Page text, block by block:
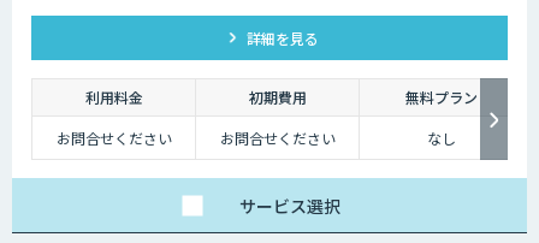
詳細を見る
利用料金 初期費用
無料プラン
お問合せください
お問合せください なし
サービス選択